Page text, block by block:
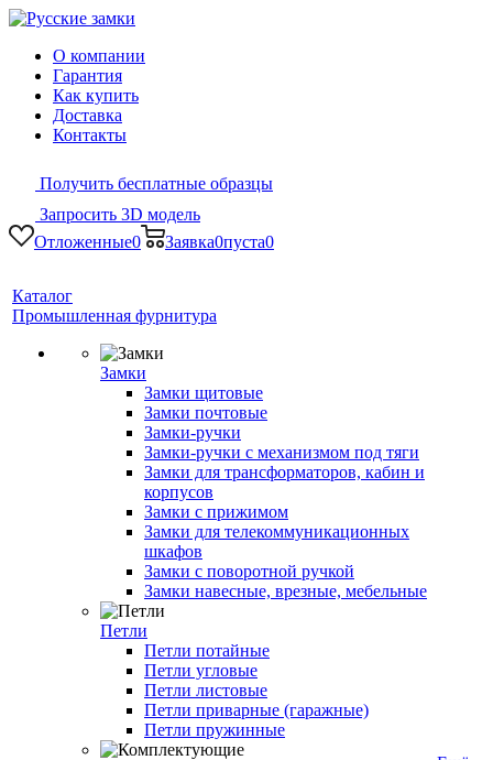
О компании
Гарантия
Как купить
Доставка
Контакты
Получить бесплатные образцы
Запросить 3D модель
Отложенные0 Заявка0пуста0
Каталог
Промышленная фурнитура
Замки
Замки щитовые
Замки почтовые
Замки-ручки
Замки-ручки с механизмом под тяги
Замки для трансформаторов, кабин и
корпусов
Замки с прижимом
Замки для телекоммуникационных
шкафов
Замки с поворотной ручкой
Замки навесные, врезные, мебельные
Петли
Петли потайные
Петли угловые
Петли листовые
Петли приварные (гаражные)
Петли пружинные